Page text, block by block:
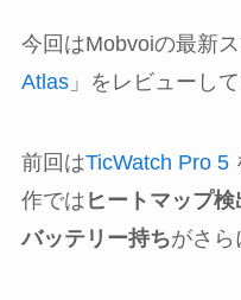
今回はMobvoiの最新
Atlas」をレビューして
前回はTicWatch Pro 5
作では ヒートマップ
バッテリー持ちがさら